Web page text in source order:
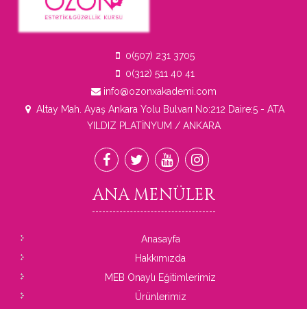
0(507) 231 3705
0(312) 511 40 41
info@ozonxakademi.com
Altay Mah. Ayaş Ankara Yolu Bulvarı No:212 Daire:5 - ATA
YILDIZ PLATİNYUM / ANKARA
ANAMENÜLER
Anasayfa
Hakkımızda
MEB Onaylı Eğitimlerimiz
Ürünlerimiz